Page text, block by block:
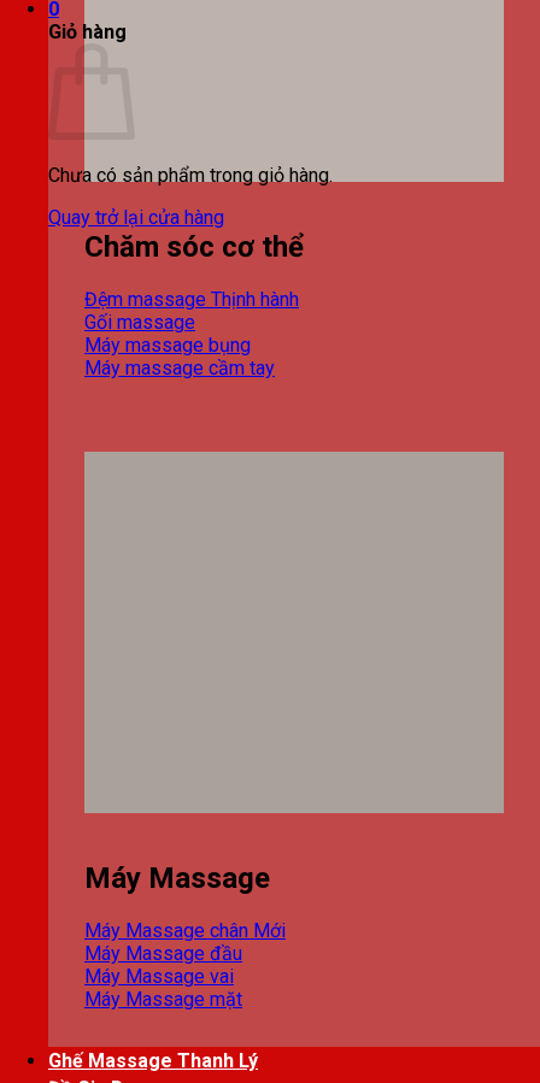
0
Giỏ hàng
Chưa có sản phẩm trong giỏ hàng.
Quay trở lại cửa hàng
Chăm sóc cơ thể
Đệm massage
Gối massage
Máy massage bụng
Máy massage cầm tay
Máy Massage
Máy Massage chân
Máy Massage đầu
Máy Massage vai
Máy Massage mặt
Ghế Massage Thanh Lý